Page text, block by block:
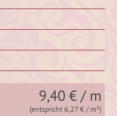
9,40 € / m
(entspricht 6,27 € / m²)